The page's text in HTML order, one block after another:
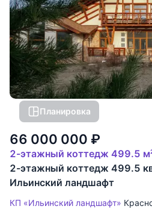
Планировка
66 000 000 ₽
2-этажный коттедж 499.5
2-этажный коттедж 499.5
Ильинский ландшафт
КП «Ильинский ландшафт»